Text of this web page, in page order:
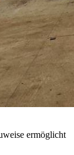
ermöglicht